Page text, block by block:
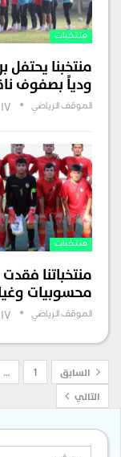
منتخبات
منتخبنا
ودياً بصفوف
الموقف الرياضي 17 كانون أول , 2022
منتخبات
منتخباتنا
محسوبيات
الموقف الرياضي 17 كانون أول , 2022
السابق
التالي